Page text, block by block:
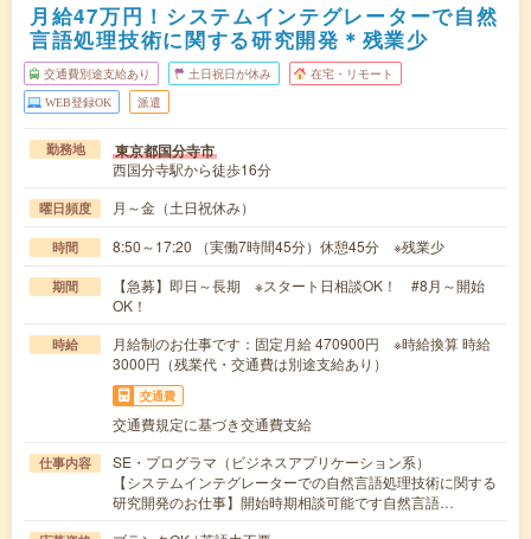
月給47万円！システムインテグレーターで自然
言語処理技術に関する研究開発＊残業少
交通費別途支給あり 土日祝日が休み 在宅・リモート
WEB登録OK 派遣
勤務地 東京都国分寺市
西国分寺駅から徒歩16分
曜日頻度 月～金（土日祝休み）
時間 8:50～17:20 （実働7時間45分）休憩45分 ※残業少
期間
【急募】即日～長期 ※スタート日相談OK！ #8月～開始
OK！
時給
月給制のお仕事です：固定月給 470900円 ※時給換算 時給
3000円（残業代・交通費は別途支給あり）
交通費
交通費規定に基づき交通費支給
仕事内容
SE・プログラマ（ビジネスアプリケーション系）
【システムインテグレーターでの自然言語処理技術に関する
研究開発のお仕事】開始時期相談可能です自然言語…